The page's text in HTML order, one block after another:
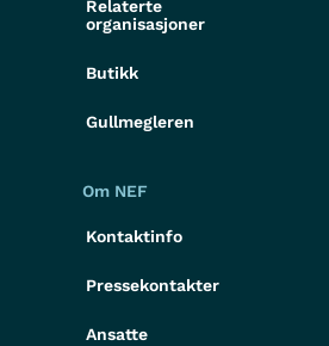
Relaterte
organisasjoner
Butikk
Gullmegleren
Om NEF
Kontaktinfo
Pressekontakter
Ansatte